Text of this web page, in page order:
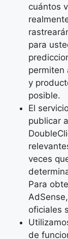
cuántos
para
permiten
y
posible.
El
publicar
veces
Para
oficiales
de